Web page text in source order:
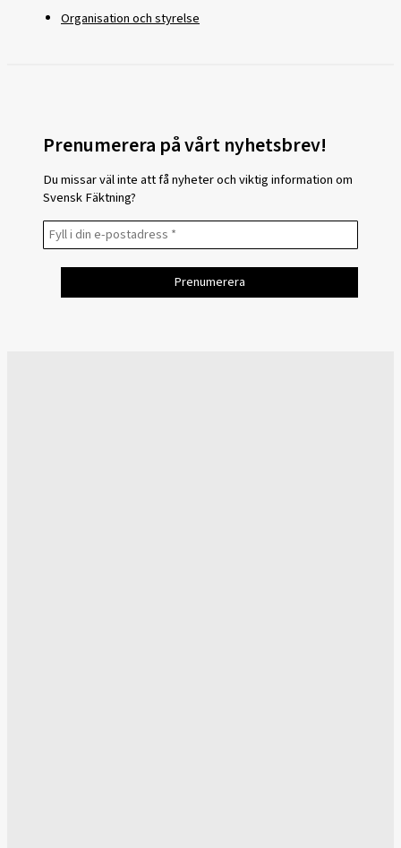
Organisation och styrelse
Prenumerera på vårt nyhetsbrev!
Du missar väl inte att få nyheter och viktig information om
Svensk Fäktning?